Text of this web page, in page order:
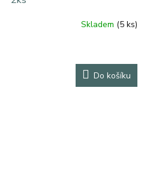
Skladem (5 ks)
Do košíku